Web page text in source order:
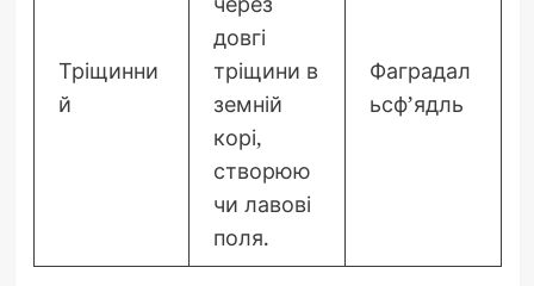
Тріщинни
й
довгі
тріщини в
земній
корі,
створюю
чи лавові
поля.
Фаградал
ьсф’ядль